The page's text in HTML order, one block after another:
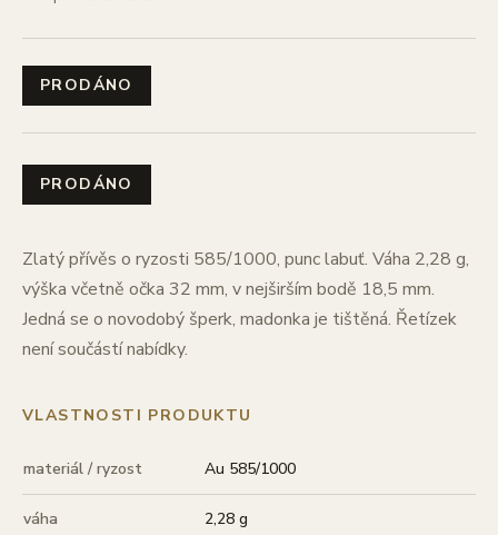
PRODÁNO
PRODÁNO
Zlatý přívěs o ryzosti 585/1000, punc labuť. Váha 2,28 g,
výška včetně očka 32 mm, v nejširším bodě 18,5 mm.
Jedná se o novodobý šperk, madonka je tištěná. Řetízek
není součástí nabídky.
VLASTNOSTI PRODUKTU
materiál / ryzost Au 585/1000
váha 2,28 g